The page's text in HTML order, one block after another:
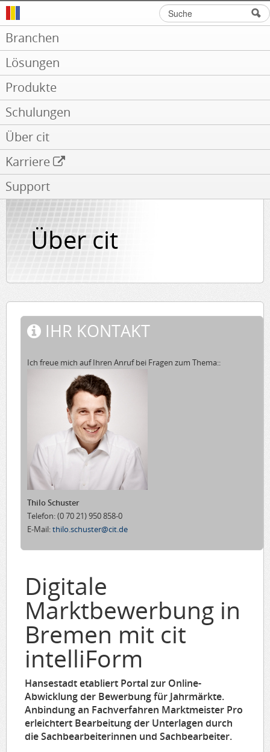
Branchen
Lösungen
Produkte
Schulungen
Über cit
Karriere
Support
Suchformular
Suche
Über cit
IHR KONTAKT
Ich freue mich auf Ihren Anruf bei Fragen zum Thema::
Thilo Schuster
Telefon:(0 70 21) 950 858-0
E-Mail:thilo.schuster@cit.de
Digitale
Marktbewerbung in
Bremen mit cit
intelliForm
Hansestadt etabliert Portal zur Online-
Abwicklung der Bewerbung für Jahrmärkte.
Anbindung an Fachverfahren Marktmeister Pro
erleichtert Bearbeitung der Unterlagen durch
die Sachbearbeiterinnen und Sachbearbeiter.